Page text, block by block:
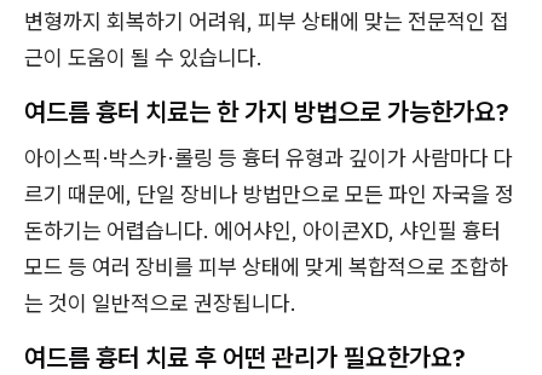
변형까지 회복하기 어려워, 피부 상태에 맞는 전문적인 접
근이 도움이 될 수 있습니다.
여드름 흉터 치료는 한 가지 방법으로 가능한가요?
아이스픽·박스카·롤링 등 흉터 유형과 깊이가 사람마다 다
르기 때문에, 단일 장비나 방법만으로 모든 파인 자국을 정
돈하기는 어렵습니다. 에어샤인, 아이콘XD, 샤인필 흉터
모드 등 여러 장비를 피부 상태에 맞게 복합적으로 조합하
는 것이 일반적으로 권장됩니다.
여드름 흉터 치료 후 어떤 관리가 필요한가요?